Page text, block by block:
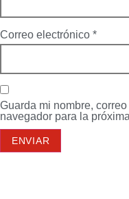
Correo electrónico *
Guarda mi nombre,
navegador para la